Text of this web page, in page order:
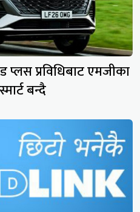
प्लस प्रविधिबाट एमजीका
बन्दै